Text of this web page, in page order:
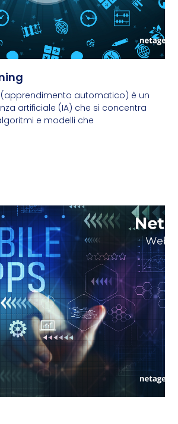
automatico) è un
artificiale (IA) che si concentra
e modelli che